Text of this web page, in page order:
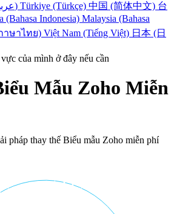
UAE (عربي) Türkiye (Türkçe) 中国 (简体中文) 台
(Bahasa Indonesia) Malaysia (Bahasa
าษาไทย) Việt Nam (Tiếng Việt) 日本 (日
của mình ở đây nếu cần
Mẫu Zoho Miễn
pháp thay thế Biểu mẫu Zoho miễn phí